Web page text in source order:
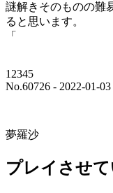
謎解きそのものの難
ると思います。
「
12345
No.60726 - 2022-01-
夢羅沙
プレイさせ